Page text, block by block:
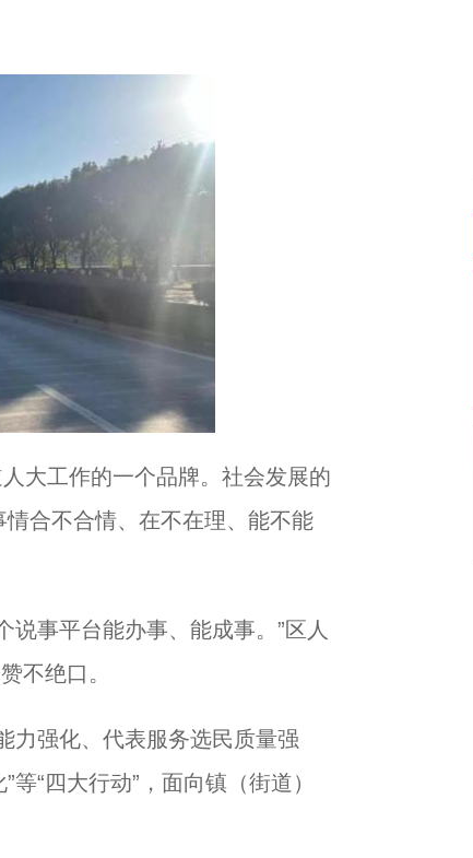
大工作的一个品牌。社会发展的
合不合情、在不在理、能不能
事平台能办事、能成事。”区人
不绝口。
强化、代表服务选民质量强
“四大行动”，面向镇（街道）